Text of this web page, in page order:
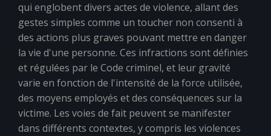
qui englobent divers actes de violence, allant des
gestes simples comme un toucher non consenti à
des actions plus graves pouvant mettre en danger
la vie d'une personne. Ces infractions sont définies
et régulées par le Code criminel, et leur gravité
varie en fonction de l'intensité de la force utilisée,
des moyens employés et des conséquences sur la
victime. Les voies de fait peuvent se manifester
dans différents contextes, y compris les violences